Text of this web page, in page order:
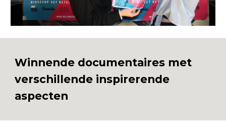
Winnende documentaires met
verschillende inspirerende
aspecten